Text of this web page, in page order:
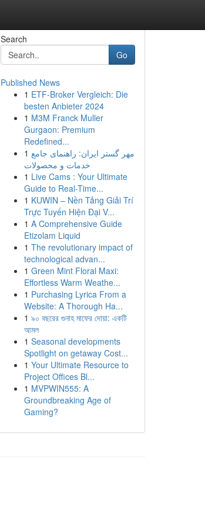
Search
Go
Published News
1 ETF-Broker Vergleich: Die
besten Anbieter 2024
1 M3M Franck Muller
Gurgaon: Premium
Redefined...
1 مهر گستر ایران: راهنمای جامع
خدمات و محصولات
1 Live Cams : Your Ultimate
Guide to Real-Time...
1 KUWIN – Nền Tảng Giải Trí
Trực Tuyến Hiện Đại V...
1 A Comprehensive Guide
Etizolam Liquid
1 The revolutionary impact of
technological advan...
1 Green Mint Floral Maxi:
Effortless Warm Weathe...
1 Purchasing Lyrica From a
Website: A Thorough Ha...
1 ৯০ বছরের গুনাহ মাফের দোয়া: একটি
আমল
1 Seasonal developments
Spotlight on getaway Cost...
1 Your Ultimate Resource to
Project Offices Bl...
1 MVPWIN555: A
Groundbreaking Age of
Gaming?